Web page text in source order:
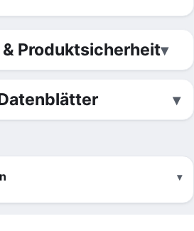
Produktsicherheit